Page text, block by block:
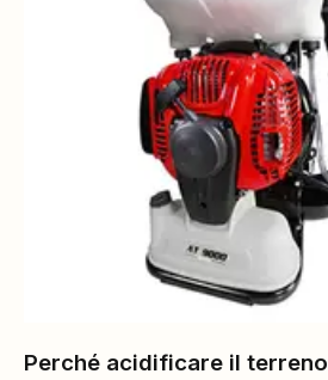
Perché acidificare il terreno